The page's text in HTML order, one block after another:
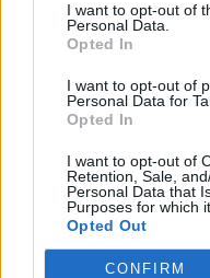
I want to opt-out of
Personal Data.
Opted In
I want to opt-out of
Personal Data for
Opted In
I want to opt-out of
Retention, Sale,
Personal Data that
Purposes for which
Opted Out
CONFIRM
Πότε οι γυναίκες
Facebook
Tags:ΑΝΔΡΕΣ
ΟΡΓΑΣΜΟΣ,ΣΕΧ